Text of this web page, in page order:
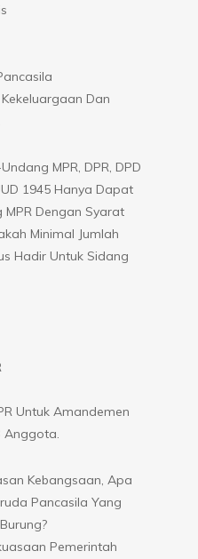
Dan
MPR, DPR, DPD
1945 Hanya Dapat
MPR Dengan Syarat
Minimal Jumlah
Hadir Untuk Sidang
Untuk Amandemen
Anggota.
Kebangsaan, Apa
Pancasila Yang
Pemerintah